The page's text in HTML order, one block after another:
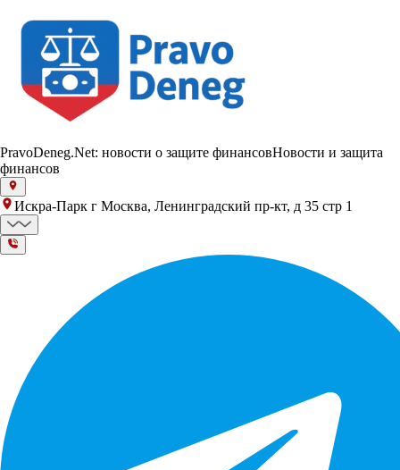
PravoDeneg.Net: новости о защите финансовНовости и защита
финансов
Искра-Парк г Москва, Ленинградский пр-кт, д 35 стр 1